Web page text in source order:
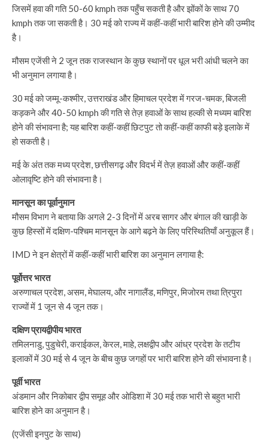
जिसमें हवा की गति 50-60 kmph तक पहुँच सकती है और झोंकों के साथ 70
kmph तक जा सकती है। 30 मई को राज्य में कहीं-कहीं भारी बारिश होने की उम्मीद
है।
मौसम एजेंसी ने 2 जून तक राजस्थान के कुछ स्थानों पर धूल भरी आंधी चलने का
भी अनुमान लगाया है।
30 मई को जम्मू-कश्मीर, उत्तराखंड और हिमाचल प्रदेश में गरज-चमक, बिजली
कड़कने और 40-50 kmph की गति से तेज़ हवाओं के साथ हल्की से मध्यम बारिश
होने की संभावना है; यह बारिश कहीं-कहीं छिटपुट तो कहीं-कहीं काफी बड़े इलाके में
हो सकती है।
मई के अंत तक मध्य प्रदेश, छत्तीसगढ़ और विदर्भ में तेज़ हवाओं और कहीं-कहीं
ओलावृष्टि होने की संभावना है।
मानसून का पूर्वानुमान
मौसम विभाग ने बताया कि अगले 2-3 दिनों में अरब सागर और बंगाल की खाड़ी के
कुछ हिस्सों में दक्षिण-पश्चिम मानसून के आगे बढ़ने के लिए परिस्थितियाँ अनुकूल हैं।
IMD ने इन क्षेत्रों में कहीं-कहीं भारी बारिश का अनुमान लगाया है:
पूर्वोत्तर भारत
अरुणाचल प्रदेश, असम, मेघालय, और नागालैंड, मणिपुर, मिजोरम तथा त्रिपुरा
राज्यों में 1 जून से 4 जून तक।
दक्षिण प्रायद्वीपीय भारत
तमिलनाडु, पुडुचेरी, कराईकल, केरल, माहे, लक्षद्वीप और आंध्र प्रदेश के तटीय
इलाकों में 30 मई से 4 जून के बीच कुछ जगहों पर भारी बारिश होने की संभावना है।
पूर्वी भारत
अंडमान और निकोबार द्वीप समूह और ओडिशा में 30 मई तक भारी से बहुत भारी
बारिश होने का अनुमान है।
(एजेंसी इनपुट के साथ)